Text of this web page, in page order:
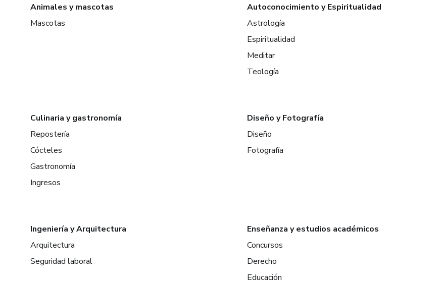
Animales y mascotas
Mascotas
Autoconocimiento y Espiritualidad
Astrología
Espiritualidad
Meditar
Teología
Culinaria y gastronomía
Repostería
Cócteles
Gastronomía
Ingresos
Diseño y Fotografía
Diseño
Fotografía
Ingeniería y Arquitectura
Arquitectura
Seguridad laboral
Enseñanza y estudios académicos
Concursos
Derecho
Educación